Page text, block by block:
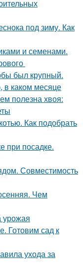
под зиму. Как
и семенами.
был крупный.
в каком месяце
полезна хвоя:
Как подобрать
при посадке.
Совместимость
Чем
урожая
Готовим сад к
ухода за